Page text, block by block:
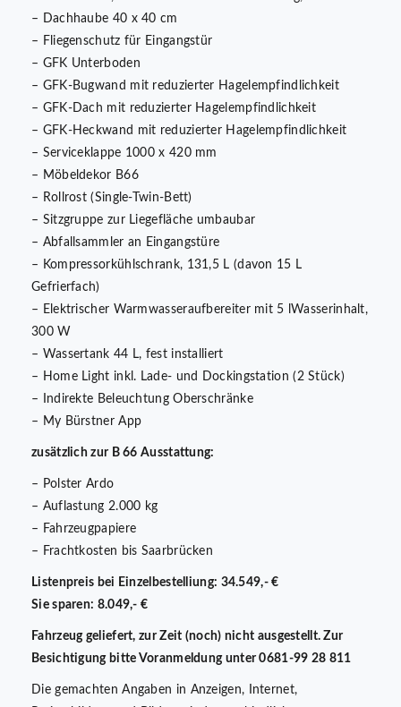
– Dachhaube 40 x 40 cm
– Fliegenschutz für Eingangstür
– GFK Unterboden
– GFK-Bugwand mit reduzierter Hagelempfindlichkeit
– GFK-Dach mit reduzierter Hagelempfindlichkeit
– GFK-Heckwand mit reduzierter Hagelempfindlichkeit
– Serviceklappe 1000 x 420 mm
– Möbeldekor B66
– Rollrost (Single-Twin-Bett)
– Sitzgruppe zur Liegefläche umbaubar
– Abfallsammler an Eingangstüre
– Kompressorkühlschrank, 131,5 L (davon 15 L
Gefrierfach)
– Elektrischer Warmwasseraufbereiter mit 5 lWasserinhalt,
300 W
– Wassertank 44 L, fest installiert
– Home Light inkl. Lade- und Dockingstation (2 Stück)
– Indirekte Beleuchtung Oberschränke
– My Bürstner App
zusätzlich zur B 66 Ausstattung:
– Polster Ardo
– Auflastung 2.000 kg
– Fahrzeugpapiere
– Frachtkosten bis Saarbrücken
Listenpreis bei Einzelbestelliung: 34.549,- €
Sie sparen: 8.049,- €
Fahrzeug geliefert, zur Zeit (noch) nicht ausgestellt. Zur
Besichtigung bitte Voranmeldung unter 0681-99 28 811
Die gemachten Angaben in Anzeigen, Internet,